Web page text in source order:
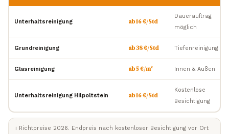
Unterhaltsreinigung ab 16 €/Std
Dauerauftrag
möglich
Grundreinigung ab 38 €/Std Tiefenreinigung
Glasreinigung ab 5 €/m² Innen & Außen
Unterhaltsreinigung Hilpoltstein ab 16 €/Std
Kostenlose
Besichtigung
ℹ️ Richtpreise 2026. Endpreis nach kostenloser Besichtigung vor Ort